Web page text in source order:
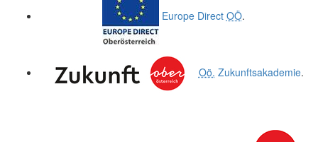
Europe Direct OÖ.
Oö. Zukunftsakademie.